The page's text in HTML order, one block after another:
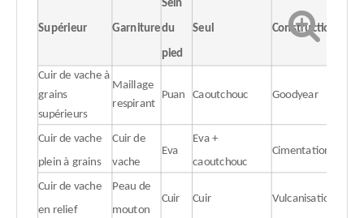
Supérieur Garniture
Sein
du
pied
Seul Construction
Cuir de vache à
grains
supérieurs
Maillage
respirant
Puan Caoutchouc Goodyear
Cuir de vache
plein à grains
Cuir de
vache
Eva
Eva +
caoutchouc
Cimentation
Cuir de vache
en relief
Peau de
mouton
Cuir Cuir Vulcanisation